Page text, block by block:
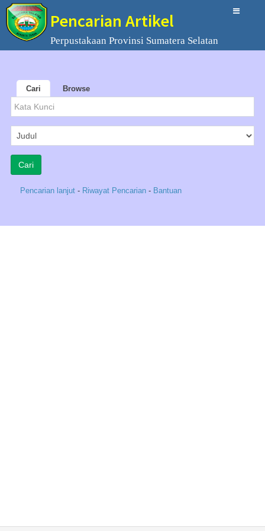
Pencarian Artikel
Perpustakaan Provinsi Sumatera Selatan
Cari Browse
Pencarian lanjut - Riwayat Pencarian - Bantuan